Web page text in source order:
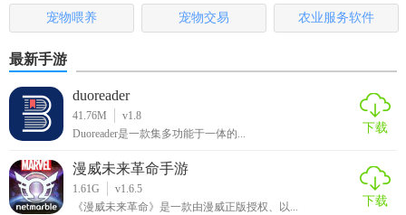
宠物喂养 宠物交易 农业服务软件
最新手游
duoreader
41.76M
v1.8
Duoreader是一款集多功能于一体的...
下载
漫威未来革命手游
1.61G
v1.6.5
《漫威未来革命》是一款由漫威正版授权、以...
下载